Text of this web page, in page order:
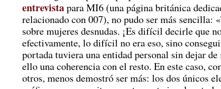
entrevistapara MI6 (una página británica
relacionado con 007), no pudo ser más sencilla:
sobre mujeres desnudas. ¡Es difícil decirle que
efectivamente, lo difícil no era eso, sino
portada tuviera una entidad personal sin dejar de
ello una coherencia con el resto. En este caso,
otros, menos demostró ser más: los dos únicos